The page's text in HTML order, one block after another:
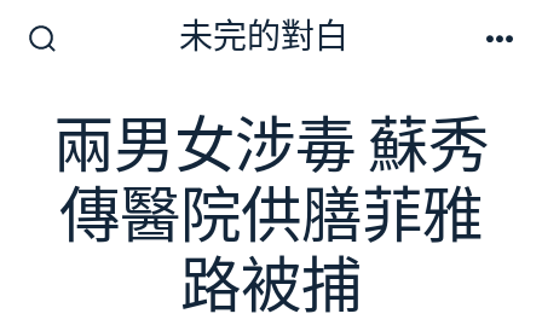
切
換
開
未完的對白
兩男女涉毒 蘇秀
傳醫院供膳菲雅
路被捕